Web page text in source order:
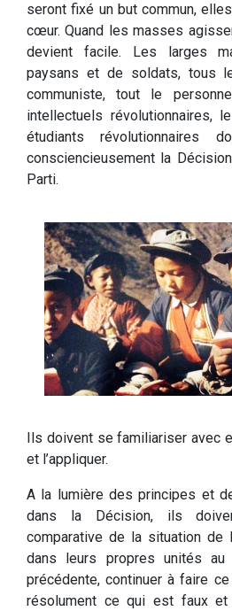
seront fixé un but commun,
cœur. Quand les masses
devient facile. Les larges
paysans et de soldats, tous
communiste, tout le
intellectuels révolutionnaires,
étudiants révolutionnaires
consciencieusement la
Parti.
Ils doivent se familiariser avec
et l’appliquer.
A la lumière des principes et
dans la Décision, ils
comparative de la situation de
dans leurs propres unités
précédente, continuer à faire
résolument ce qui est faux et